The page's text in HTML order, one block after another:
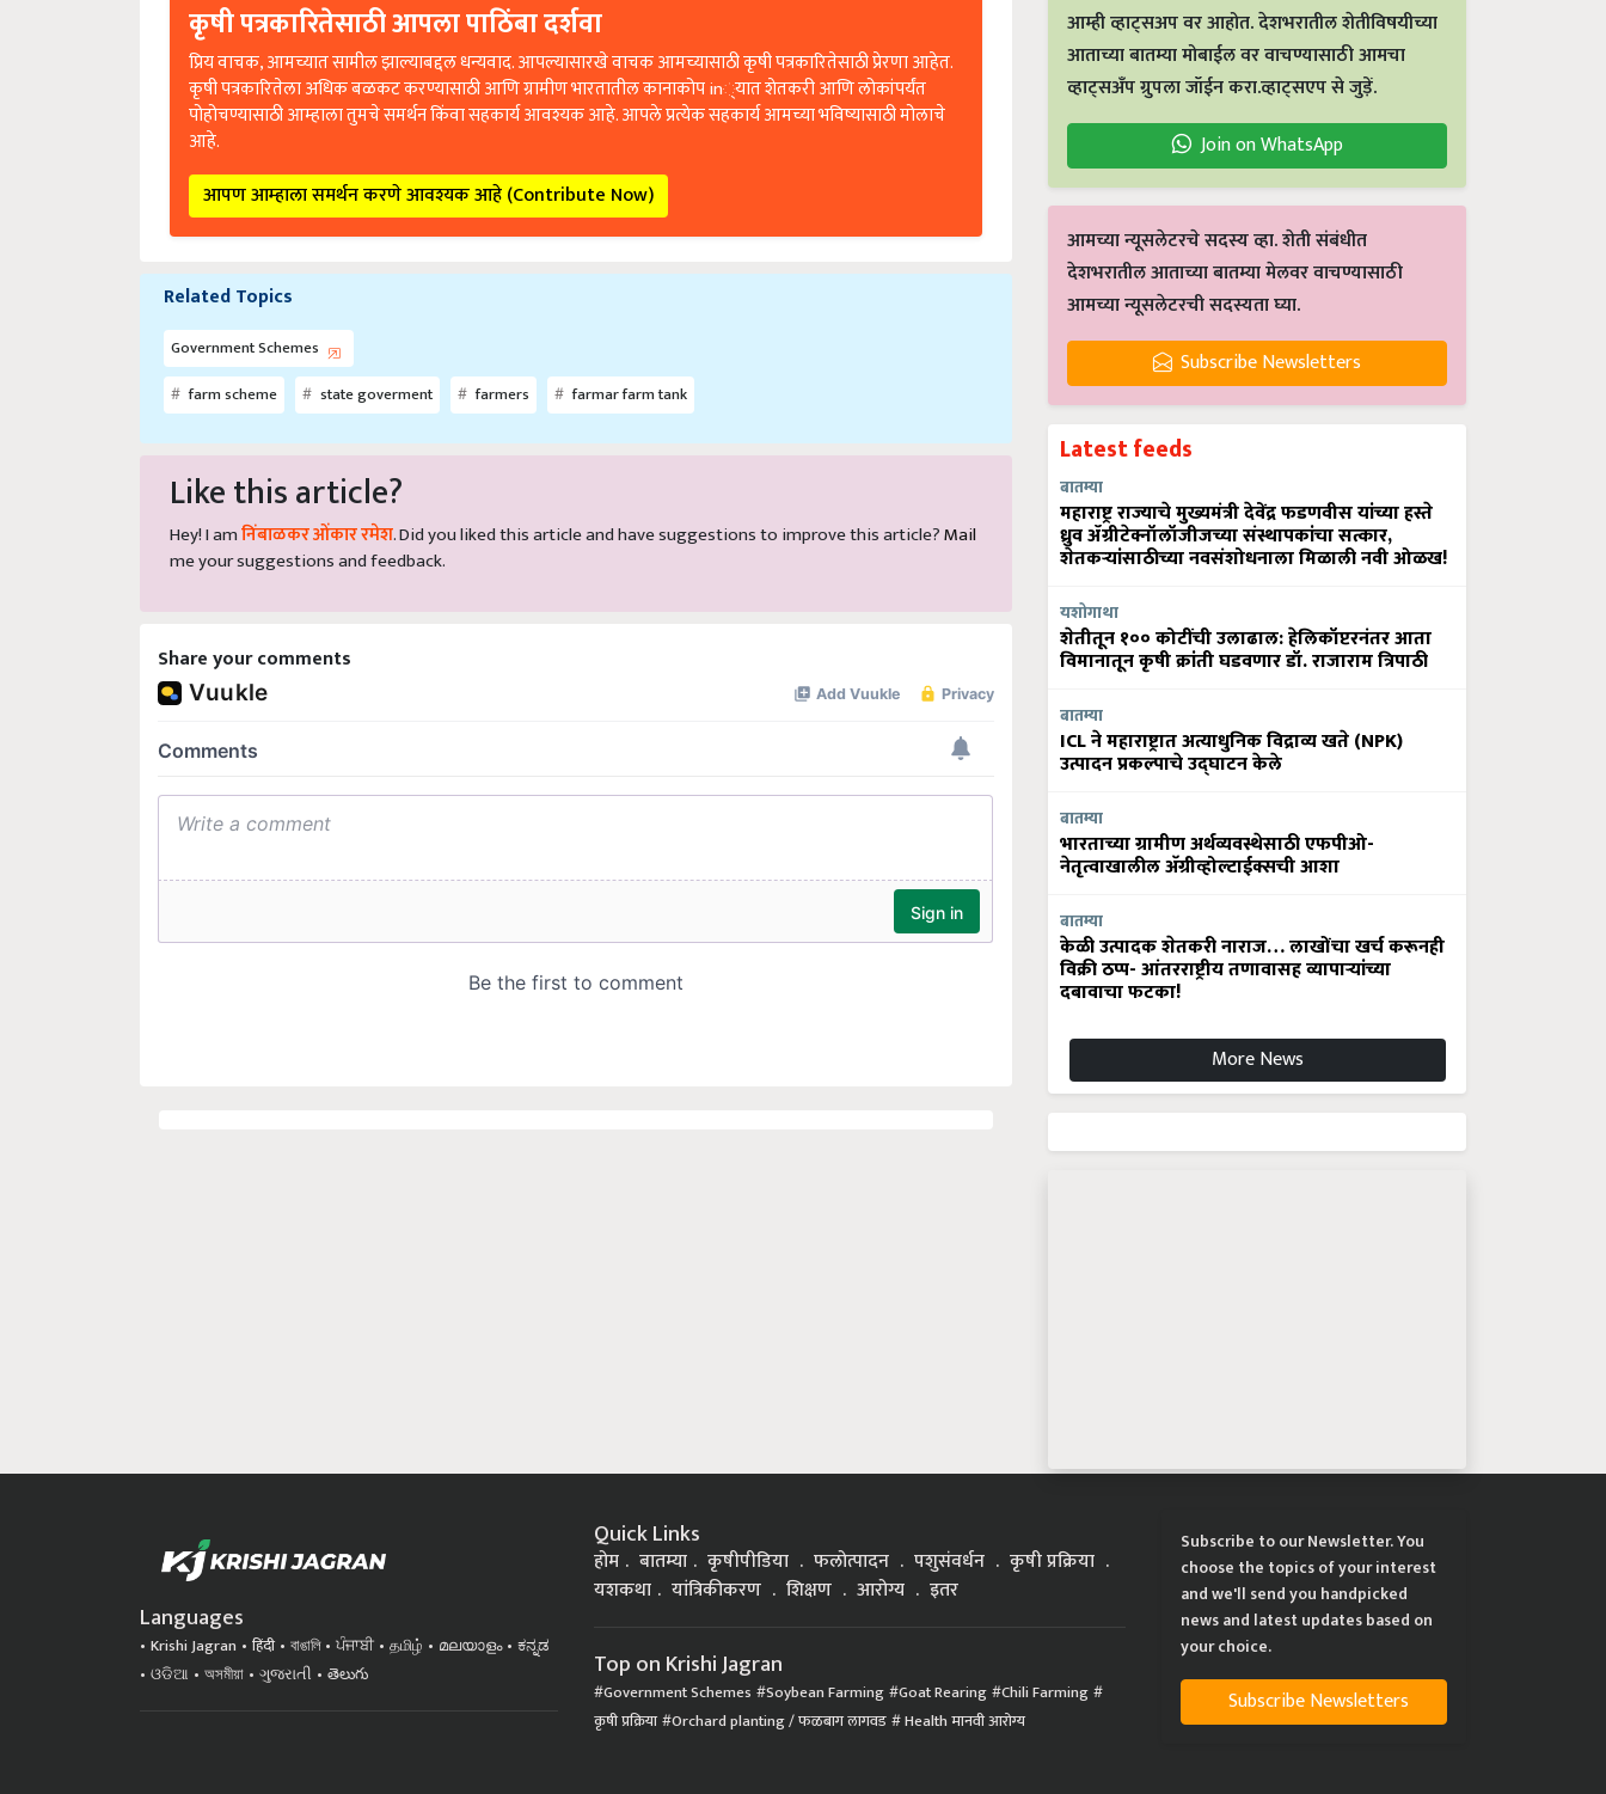
कृषी पत्रकारितेसाठी आपला पाठिंबा दर्शवा
प्रिय वाचक, आमच्यात सामील झाल्याबद्दल धन्यवाद. आपल्यासारखे वाचक आमच्यासाठी कृषी पत्रकारितेसाठी प्रेरणा आहेत.
कृषी पत्रकारितेला अधिक बळकट करण्यासाठी आणि ग्रामीण भारतातील कानाकोप in्यात शेतकरी आणि लोकांपर्यंत
पोहोचण्यासाठी आम्हाला तुमचे समर्थन किंवा सहकार्य आवश्यक आहे. आपले प्रत्येक सहकार्य आमच्या भविष्यासाठी मोलाचे
आहे.
आपण आम्हाला समर्थन करणे आवश्यक आहे (Contribute Now)
Related Topics
Government Schemes
farm scheme
state goverment farmers farmar farm tank
Like this article?
Hey! I amनिंबाळकर ओंकार रमेश. Did you liked this article and have suggestions to improve this article?Mail
me your suggestions and feedback.
Share your comments
आम्ही व्हाट्सअप वर आहोत. देशभरातील शेतीविषयीच्या
आताच्या बातम्या मोबाईल वर वाचण्यासाठी आमचा
व्हाट्सअँप ग्रुपला जॉईन करा.व्हाट्सएप से जुड़ें.
Join on WhatsApp
आमच्या न्यूसलेटरचे सदस्य व्हा. शेती संबंधीत
देशभरातील आताच्या बातम्या मेलवर वाचण्यासाठी
आमच्या न्यूसलेटरची सदस्यता घ्या.
Subscribe Newsletters
Latest feeds
बातम्या
महाराष्ट्र राज्याचे मुख्यमंत्री देवेंद्र फडणवीस यांच्या हस्ते
ध्रुव ॲग्रीटेक्नॉलॉजीजच्या संस्थापकांचा सत्कार,
शेतकऱ्यांसाठीच्या नवसंशोधनाला मिळाली नवी ओळख!
यशोगाथा
शेतीतून १०० कोटींची उलाढाल: हेलिकॉप्टरनंतर आता
विमानातून कृषी क्रांती घडवणार डॉ. राजाराम त्रिपाठी
बातम्या
ICL ने महाराष्ट्रात अत्याधुनिक विद्राव्य खते (NPK)
उत्पादन प्रकल्पाचे उद्घाटन केले
बातम्या
भारताच्या ग्रामीण अर्थव्यवस्थेसाठी एफपीओ-
नेतृत्वाखालील अ‍ॅग्रीव्होल्टाईक्सची आशा
बातम्या
केळी उत्पादक शेतकरी नाराज… लाखोंचा खर्च करूनही
विक्री ठप्प- आंतरराष्ट्रीय तणावासह व्यापाऱ्यांच्या
दबावाचा फटका!
More News
Languages
Krishi Jagran हिंदी বাঙালি ਪੰਜਾਬੀ தமிழ் മലയാളം
ಕನ್ನಡ
ଓଡିଆ
অসমীয়া ગુજરાતી తెలుగు
Quick Links
होम बातम्या कृषीपीडिया फलोत्पादन पशुसंवर्धन
कृषी प्रक्रिया
यशकथा
यांत्रिकीकरण शिक्षण आरोग्य इतर
Top on Krishi Jagran
Government Schemes Soybean Farming Goat Rearing Chili Farming
कृषी प्रक्रिया Orchard planting / फळबाग लागवड Health मानवी आरोग्य
Subscribe to our Newsletter. You
choose the topics of your interest
and we'll send you handpicked
news and latest updates based on
your choice.
Subscribe Newsletters